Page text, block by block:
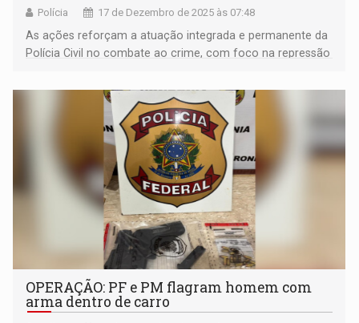
Polícia 17 de Dezembro de 2025 às 07:48
As ações reforçam a atuação integrada e permanente da
Polícia Civil no combate ao crime, com foco na repressão
população
OPERAÇÃO: PF e PM flagram homem com
arma dentro de carro